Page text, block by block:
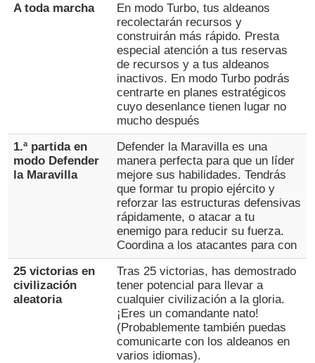
A toda marcha
En modo Turbo, tus aldeanos
recolectarán recursos y
construirán más rápido. Presta
especial atención a tus reservas
de recursos y a tus aldeanos
inactivos. En modo Turbo podrás
centrarte en planes estratégicos
cuyo desenlance tienen lugar no
mucho después
1.ª partida en
modo Defender
la Maravilla
Defender la Maravilla es una
manera perfecta para que un líder
mejore sus habilidades. Tendrás
que formar tu propio ejército y
reforzar las estructuras defensivas
rápidamente, o atacar a tu
enemigo para reducir su fuerza.
Coordina a los atacantes para con
25 victorias en
civilización
aleatoria
Tras 25 victorias, has demostrado
tener potencial para llevar a
cualquier civilización a la gloria.
¡Eres un comandante nato!
(Probablemente también puedas
comunicarte con los aldeanos en
varios idiomas).